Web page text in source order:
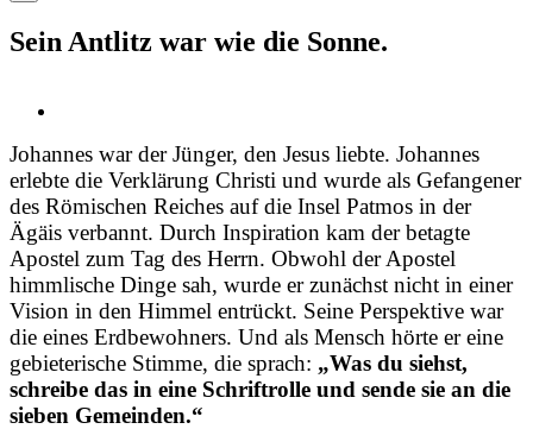
Sein Antlitz war wie die Sonne.
Image
Johannes war der Jünger, den Jesus liebte. Johannes
erlebte die Verklärung Christi und wurde als Gefangener
des Römischen Reiches auf die Insel Patmos in der
Ägäis verbannt. Durch Inspiration kam der betagte
Apostel zum Tag des Herrn. Obwohl der Apostel
himmlische Dinge sah, wurde er zunächst nicht in einer
Vision in den Himmel entrückt. Seine Perspektive war
die eines Erdbewohners. Und als Mensch hörte er eine
gebieterische Stimme, die sprach: „Was du siehst,
schreibe das in eine Schriftrolle und sende sie an die
sieben Gemeinden.“